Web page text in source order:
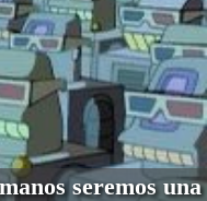
seremos una